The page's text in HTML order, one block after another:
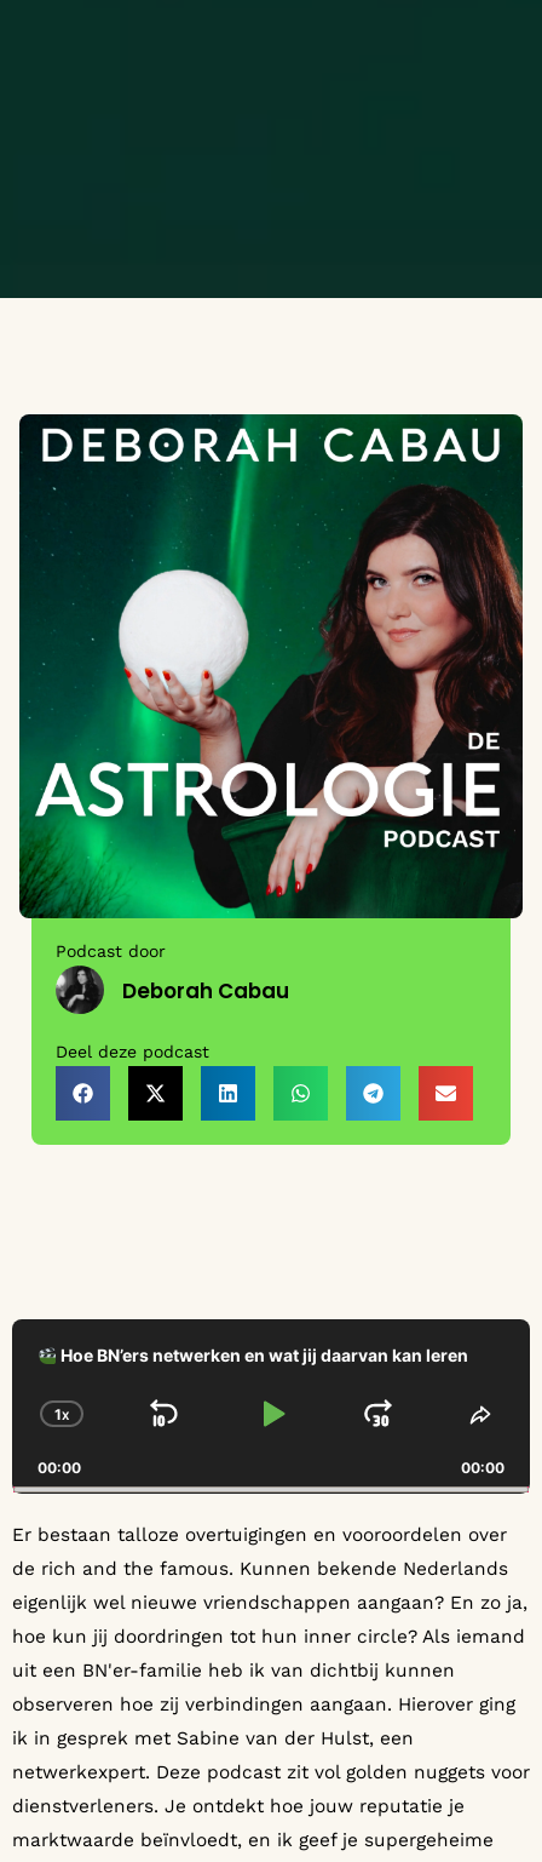
Podcast door
Deborah Cabau
Deel deze podcast
Audio
PlayerHoe BN’ers netwerken en wat jij daarvan kan leren
CHANGE PLAYBACK RATE
1X SKIP BACKWARD
PLAY PAUSE
JUMP
00:00 00:00
Er bestaan talloze overtuigingen en vooroordelen over
de rich and the famous. Kunnen bekende Nederlands
eigenlijk wel nieuwe vriendschappen aangaan? En zo ja,
hoe kun jij doordringen tot hun inner circle? Als iemand
uit een BN'er-familie heb ik van dichtbij kunnen
observeren hoe zij verbindingen aangaan. Hierover ging
ik in gesprek met Sabine van der Hulst, een
netwerkexpert. Deze podcast zit vol golden nuggets voor
dienstverleners. Je ontdekt hoe jouw reputatie je
marktwaarde beïnvloedt, en ik geef je supergeheime